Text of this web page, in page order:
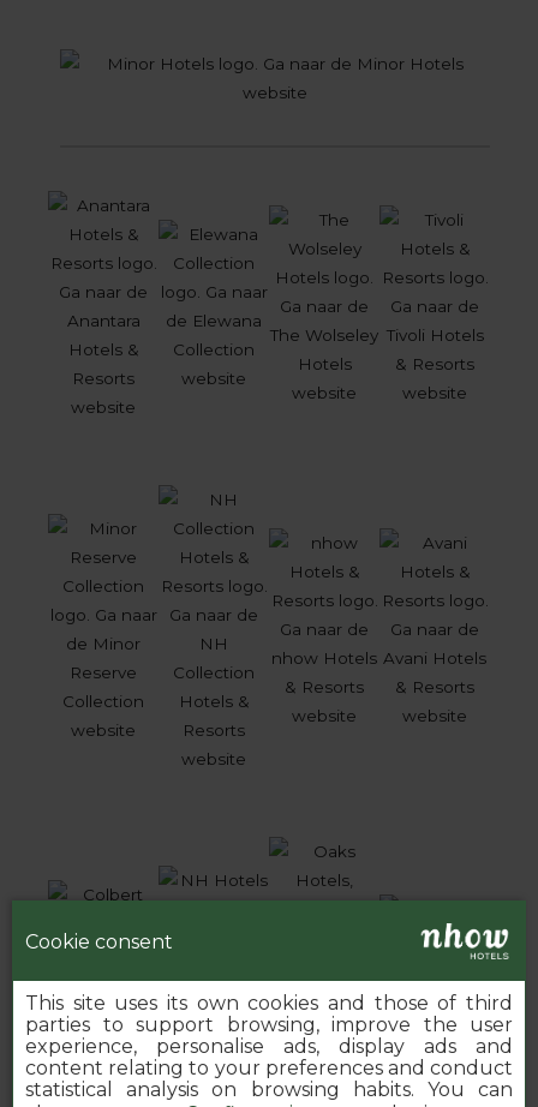
Cookie consent
This site uses its own cookies and those of third
parties to support browsing, improve the user
experience, personalise ads, display ads and
content relating to your preferences and conduct
statistical analysis on browsing habits. You can